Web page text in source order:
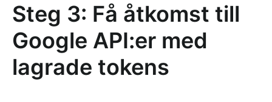
Steg 3: Få åtkomst till
Google API:er med
lagrade tokens